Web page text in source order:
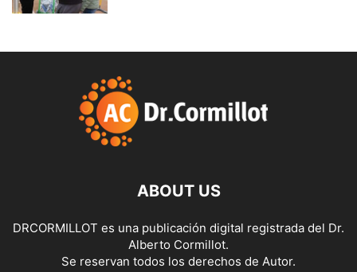
ABOUT US
DRCORMILLOT es una publicación digital registrada del Dr.
Alberto Cormillot.
Se reservan todos los derechos de Autor.